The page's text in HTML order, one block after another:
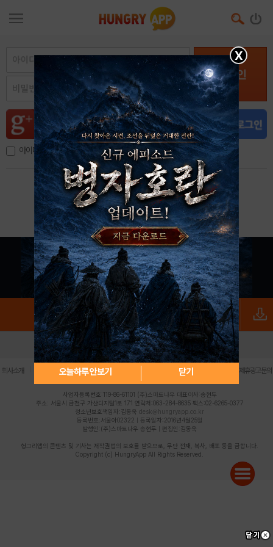
로그인
아이디, 이메일 저장
아이디 / 비밀번호 찾기 회원가입
X
오늘하루 안보기 닫기
로그인 PC버전 전체앱
회사소개 | 개인정보 처리방침 불법촬영물 신고센터 제휴광고문의
사업자등록번호:119-86-61101 (주)스마트나우 대표이사:송현두
주소: 서울시 금천구 가산디지털1로 171 연락처:063-284-8635 팩스:02-6265-0377
청소년보호책임자:김동욱 desk@hungryapp.co.kr
등록번호:서울아02322 | 등록일자:2016년4월25일
발행인:(주)스마트나우 송현두 | 편집인:김동욱
헝그리앱의 콘텐츠 및 기사는 저작권법의 보호를 받으므로, 무단 전재, 복사, 배포 등을 금합니다.
Copyright (c) HungryApp All Rights Reserved.